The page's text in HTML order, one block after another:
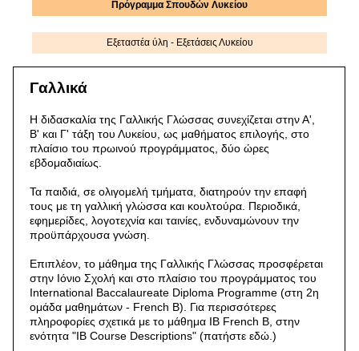
Πρόγραμμα Σπουδών Λυκείου
Εξεταστέα ύλη - Εξετάσεις Λυκείου
Γαλλικά
Η διδασκαλία της Γαλλικής Γλώσσας συνεχίζεται στην Α',
Β' και Γ' τάξη του Λυκείου, ως μαθήματος επιλογής, στο
πλαίσιο του πρωινού προγράμματος, δύο ώρες
εβδομαδιαίως.
Τα παιδιά, σε ολιγομελή τμήματα, διατηρούν την επαφή
τους με τη γαλλική γλώσσα και κουλτούρα. Περιοδικά,
εφημερίδες, λογοτεχνία και ταινίες, ενδυναμώνουν την
προϋπάρχουσα γνώση.
Επιπλέον, το μάθημα της Γαλλικής Γλώσσας προσφέρεται
στην Ιόνιο Σχολή και στο πλαίσιο του προγράμματος του
International Baccalaureate Diploma Programme (στη 2η
ομάδα μαθημάτων - French Β). Για περισσότερες
πληροφορίες σχετικά με το μάθημα ΙΒ French B, στην
ενότητα "IB Course Descriptions" (πατήστε εδώ.)